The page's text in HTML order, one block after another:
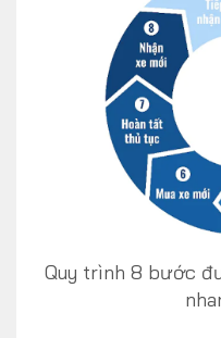
Quy trình 8 bước